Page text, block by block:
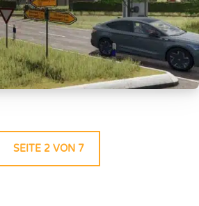
SEITE 2 VON 7